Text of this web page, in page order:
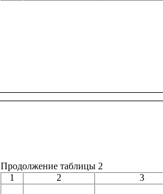
Продолжение таблицы 2
1
2 3